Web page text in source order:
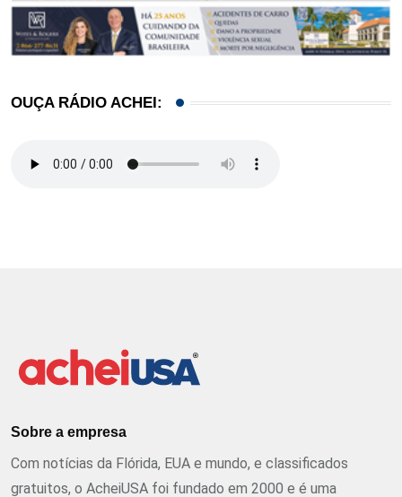
OUÇA RÁDIO ACHEI:
Sobre a empresa
Com notícias da Flórida, EUA e mundo, e classificados
gratuitos, o AcheiUSA foi fundado em 2000 e é uma